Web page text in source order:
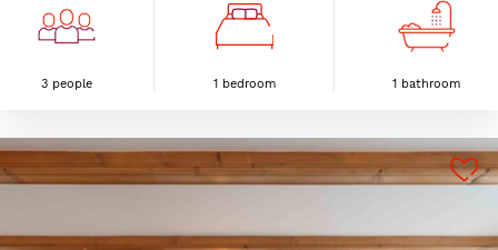
3 people 1 bedroom 1 bathroom